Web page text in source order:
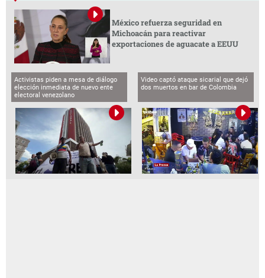
México refuerza seguridad en
Michoacán para reactivar
exportaciones de aguacate a EEUU
Activistas piden a mesa de diálogo
elección inmediata de nuevo ente
electoral venezolano
Video captó ataque sicarial que dejó
dos muertos en bar de Colombia